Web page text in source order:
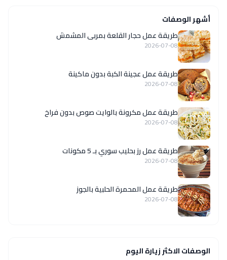
أشهر الوصفات
طريقة عمل حجار القلعة بمربى المشمش
2026-07-08
طريقة عمل عجينة الكبة بدون ماكينة
2026-07-08
طريقة عمل مكرونة بالوايت صوص بدون فراخ
2026-07-08
طريقة عمل رز بحليب سوري بـ 5 مكونات
2026-07-08
طريقة عمل المحمرة الحلبية بالجوز
2026-07-08
الوصفات الاكثر زيارة اليوم